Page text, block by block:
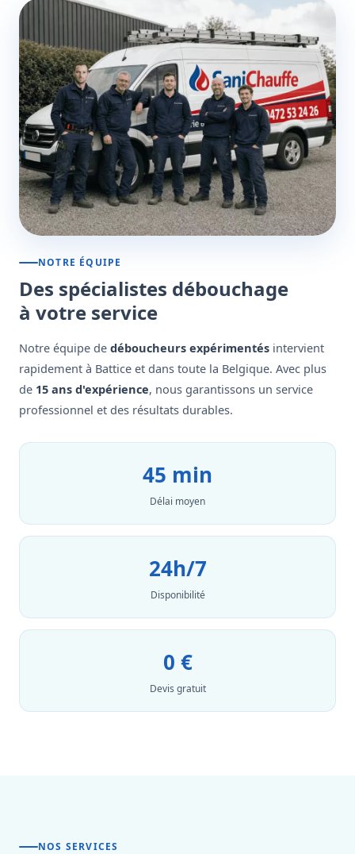
NOTRE ÉQUIPE
Des spécialistes débouchage
à votre service
Notre équipe de déboucheurs expérimentés intervient
rapidement à Battice et dans toute la Belgique. Avec plus
de 15 ans d'expérience, nous garantissons un service
professionnel et des résultats durables.
45 min
Délai moyen
24h/7
Disponibilité
0 €
Devis gratuit
NOS SERVICES